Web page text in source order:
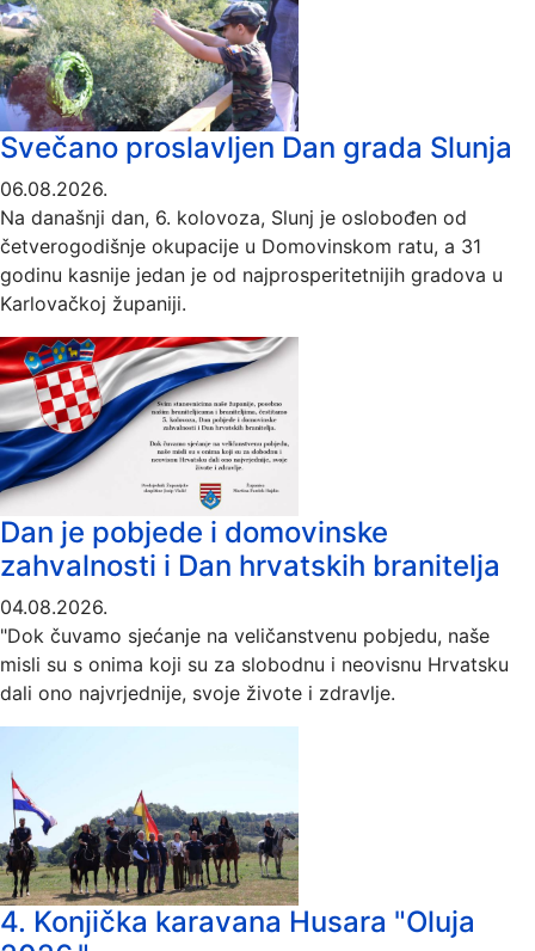
Svečano proslavljen Dan grada Slunja
06.08.2026.
Na današnji dan, 6. kolovoza, Slunj je oslobođen od
četverogodišnje okupacije u Domovinskom ratu, a 31
godinu kasnije jedan je od najprosperitetnijih gradova u
Karlovačkoj županiji.
Dan je pobjede i domovinske
zahvalnosti i Dan hrvatskih branitelja
04.08.2026.
"Dok čuvamo sjećanje na veličanstvenu pobjedu, naše
misli su s onima koji su za slobodnu i neovisnu Hrvatsku
dali ono najvrjednije, svoje živote i zdravlje.
4. Konjička karavana Husara "Oluja